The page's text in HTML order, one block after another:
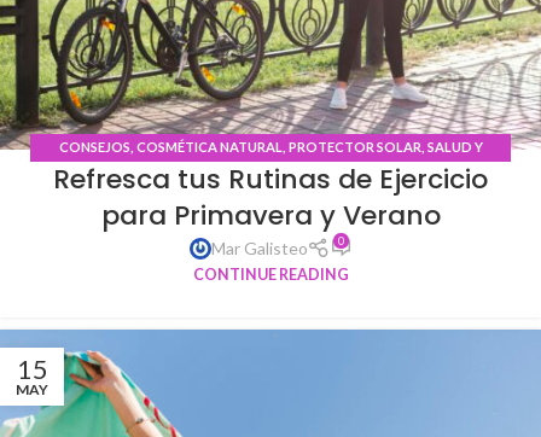
CONSEJOS COSMÉTICA NATURAL PROTECTOR SOLAR SALUD Y
BIENESTAR
Refresca tus Rutinas de Ejercicio
para Primavera y Verano
Mar Galisteo 0
CONTINUE READING
15
MAY